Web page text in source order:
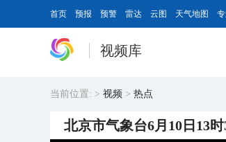
首页 预报 预警 雷达 云图 天气地图
视频库
当前位置: > 视频 > 热点
北京市气象台6月10日13